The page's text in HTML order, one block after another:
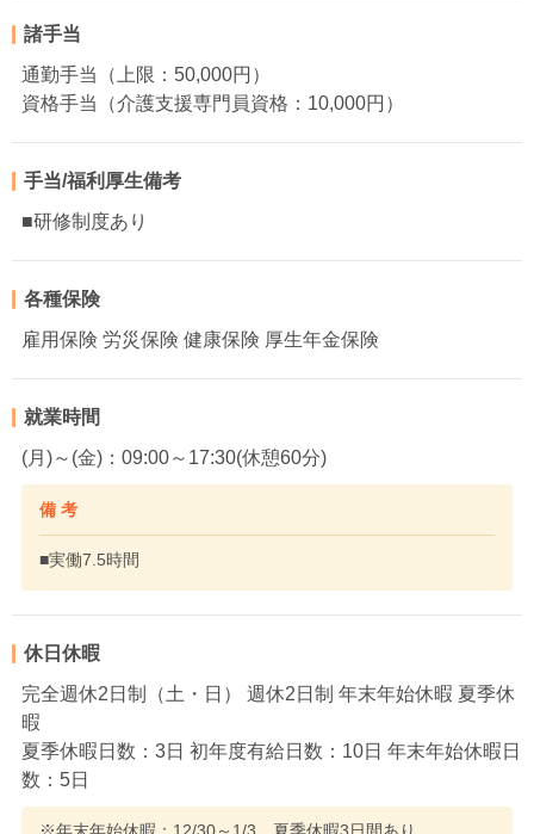
諸手当
通勤手当（上限：50,000円）
資格手当（介護支援専門員資格：10,000円）
手当/福利厚生備考
■研修制度あり
各種保険
雇用保険 労災保険 健康保険 厚生年金保険
就業時間
(月)～(金)：09:00～17:30(休憩60分)
備 考
■実働7.5時間
休日休暇
完全週休2日制（土・日） 週休2日制 年末年始休暇 夏季休
暇
夏季休暇日数：3日 初年度有給日数：10日 年末年始休暇日
数：5日
※年末年始休暇：12/30～1/3、夏季休暇3日間あり